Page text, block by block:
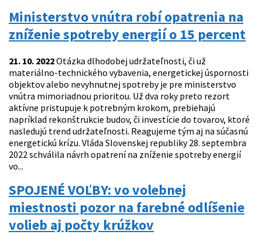
Ministerstvo vnútra robí opatrenia na
zníženie spotreby energií o 15 percent
21. 10. 2022Otázka dlhodobej udržateľnosti, či už
materiálno-technického vybavenia, energetickej úspornosti
objektov alebo nevyhnutnej spotreby je pre ministerstvo
vnútra mimoriadnou prioritou. Už dva roky preto rezort
aktívne pristupuje k potrebným krokom, prebiehajú
napríklad rekonštrukcie budov, či investície do tovarov, ktoré
nasledujú trend udržateľnosti. Reagujeme tým aj na súčasnú
energetickú krízu. Vláda Slovenskej republiky 28. septembra
2022 schválila návrh opatrení na zníženie spotreby energií
vo...
SPOJENÉ VOĽBY: vo volebnej
miestnosti pozor na farebné odlíšenie
volieb aj počty krúžkov